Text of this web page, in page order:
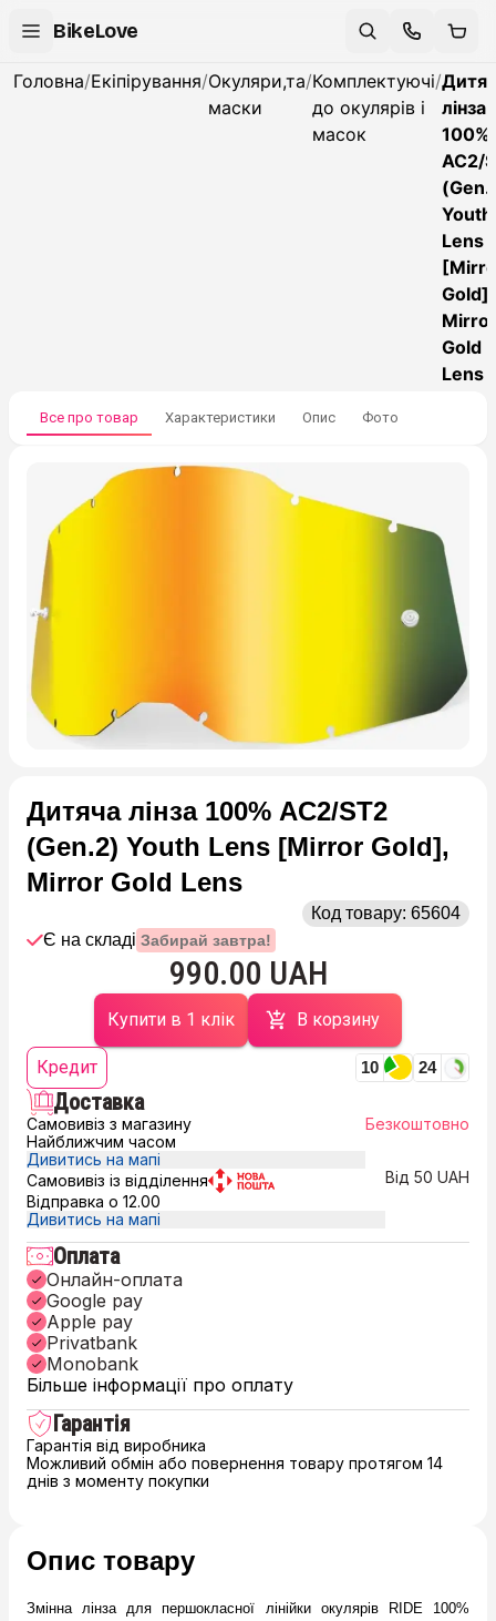
BikeLove
Головна/Екіпірування/Окуляри,та
маски
/Комплектуючі
до окулярів і
масок
/
лінза
100%
AC2/
Youth
Lens
Gold],
Mirror
Gold
Lens
Все про товар Характеристики Опис Фото
Дитяча лінза 100% AC2/ST2
(Gen.2) Youth Lens [Mirror Gold],
Mirror Gold Lens
Код товару: 65604
Є на складі Забирай завтра!
990.00 UAH
Купити в 1 клік В корзину
Кредит 10 24
Доставка
Самовивіз з магазину
Найближчим часом
Дивитись на мапі
Безкоштовно
Самовивіз із відділення
Відправка о 12.00
Дивитись на мапі
Від 50 UAH
Оплата
Онлайн-оплата
Google pay
Apple pay
Privatbank
Monobank
Більше інформації про оплату
Гарантія
Гарантія від виробника
Можливий обмін або повернення товару протягом 14
днів з моменту покупки
Опис товару
Змінна лінза для першокласної лінійки окулярiв RIDE 100%